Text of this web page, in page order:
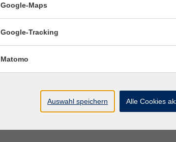
Google-Maps
Google-Tracking
Matomo
Auswahl speichern Alle Cookies